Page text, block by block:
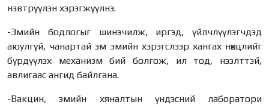
нэвтрүүлэн хэрэгжүүлнэ.
-Эмийн бодлогыг шинэчилж, иргэд, үйлчлүүлэгчдэд
аюулгүй, чанартай эм эмийн хэрэгслээр хангах нөхцлийг
бүрдүүлэх механизм бий болгож, ил тод, нээлттэй,
авлигаас ангид байлгана.
-Вакцин, эмийн хяналтын үндэсний лаборатори